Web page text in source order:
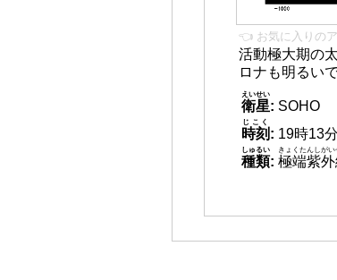
👈 お気に入りの
活動極大期の
ロナも明るいで
衛星
えいせい
: SOHO
時刻
じこく
: 19時13分
種類
しゅるい
: 極端紫外
きょくたんしがい